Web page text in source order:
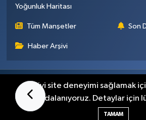
Yoğunluk Haritası
Tüm Manşetler Son
Haber Arşivi
Künye İletişim Gizlilik
Haber Yazılımı:
En iyi site deneyimi sağlamak
faydalanıyoruz. Detaylar için
TAMAM